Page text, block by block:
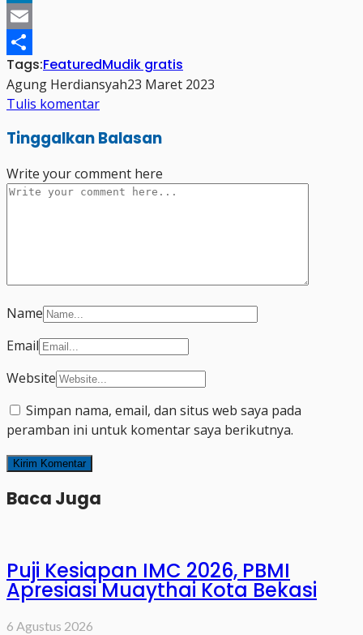
LinkedIn
Email
Share
Tags:FeaturedMudik gratis
Agung Herdiansyah23 Maret 2023
Tulis komentar
Tinggalkan Balasan
Write your comment here
Name
Email
Website
Simpan nama, email, dan situs web saya pada
peramban ini untuk komentar saya berikutnya.
Baca Juga
Puji Kesiapan IMC 2026, PBMI
Apresiasi Muaythai Kota Bekasi
6 Agustus 2026